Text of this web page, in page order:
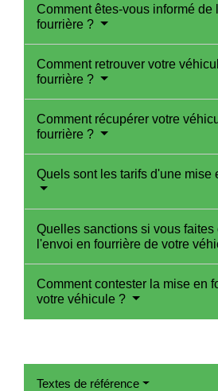
Comment êtes-vous informé de
fourrière ?
Comment retrouver votre
fourrière ?
Comment récupérer votre
fourrière ?
Quels sont les tarifs d'une mise
Quelles sanctions si vous faites
l'envoi en fourrière de votre
Comment contester la mise en
votre véhicule ?
Textes de référence